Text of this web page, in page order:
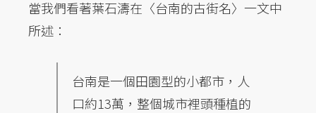
當我們看著葉石濤在〈台南的古街名〉一文中
所述：
台南是一個田園型的小都市，人
口約13萬，整個城市裡頭種植的